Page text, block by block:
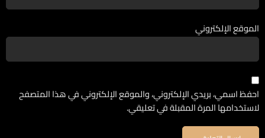
الموقع الإلكتروني
احفظ اسمي، بريدي الإلكتروني، والموقع الإلكتروني في هذا المتصفح
لاستخدامها المرة المقبلة في تعليقي.